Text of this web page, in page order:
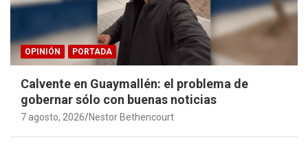
OPINIÓN PORTADA
Calvente en Guaymallén: el problema de
gobernar sólo con buenas noticias
7 agosto, 2026 Nestor Bethencourt